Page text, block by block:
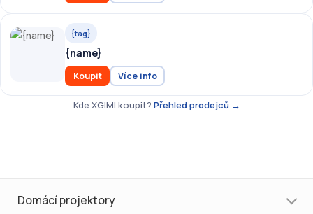
{tag}
{name}
Koupit Více info
Kde XGIMI koupit? Přehled prodejců →
Domácí projektory